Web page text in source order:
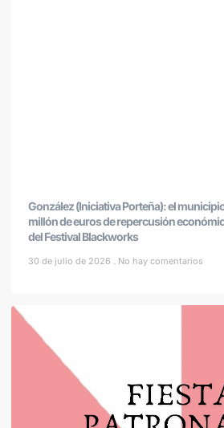
González (Iniciativa Porteña): el
millón de euros de repercusión
del Festival Blackworks
30 de julio de 2026 No hay comentarios